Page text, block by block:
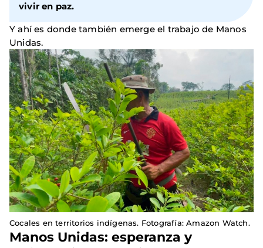
vivir en paz.
Y ahí es donde también emerge el trabajo de Manos
Unidas.
Cocales en territorios indígenas. Fotografía: Amazon Watch.
Manos Unidas: esperanza y